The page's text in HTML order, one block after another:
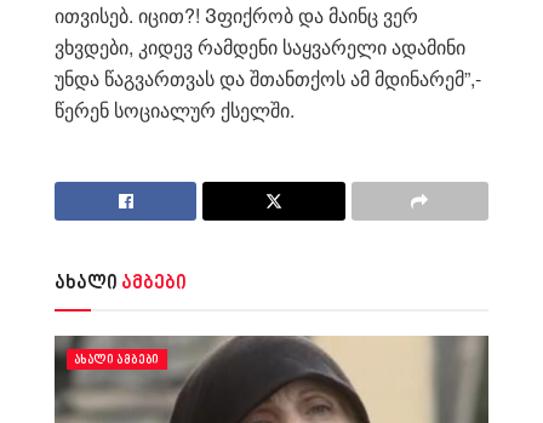
ითვისებ. იცით?! Ვფიქრობ და მაინც ვერ
ვხვდები, კიდევ რამდენი საყვარელი ადამინი
უნდა წაგვართვას და შთანთქოს ამ მდინარემ”,-
წერენ სოციალურ ქსელში.
ახალი ამბები
ᲐᲮᲐᲚᲘ ᲐᲛᲑᲔᲑᲘ